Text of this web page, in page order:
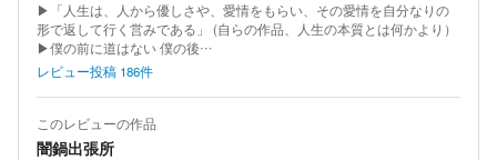
▶「人生は、人から優しさや、愛情をもらい、その愛情を自分なりの
形で返して行く営みである」 (自らの作品、人生の本質とは何かより）
▶僕の前に道はない 僕の後…
レビュー投稿 186件
このレビューの作品
闇鍋出張所